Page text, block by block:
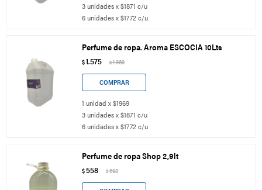
3 unidades x $1871 c/u
6 unidades x $1772 c/u
Perfume de ropa. Aroma ESCOCIA 10Lts
$1.575 $1.969
1 unidad x $1969
3 unidades x $1871 c/u
6 unidades x $1772 c/u
Perfume de ropa Shop 2,9lt
$558 $698